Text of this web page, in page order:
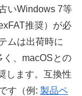
いWindows 7等
推奨）が必
ムは出荷時に
く、macOSとの
します。互換性
す（例: 製品ペ